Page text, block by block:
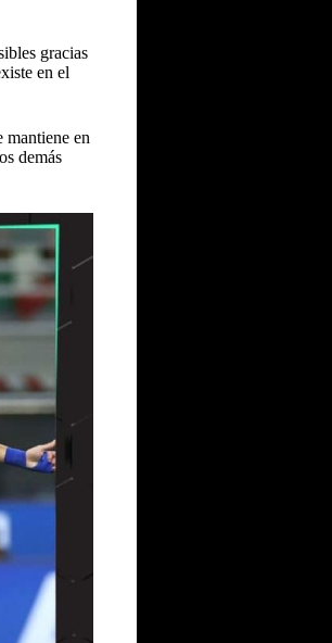
gracias
en el
mantiene en
demás